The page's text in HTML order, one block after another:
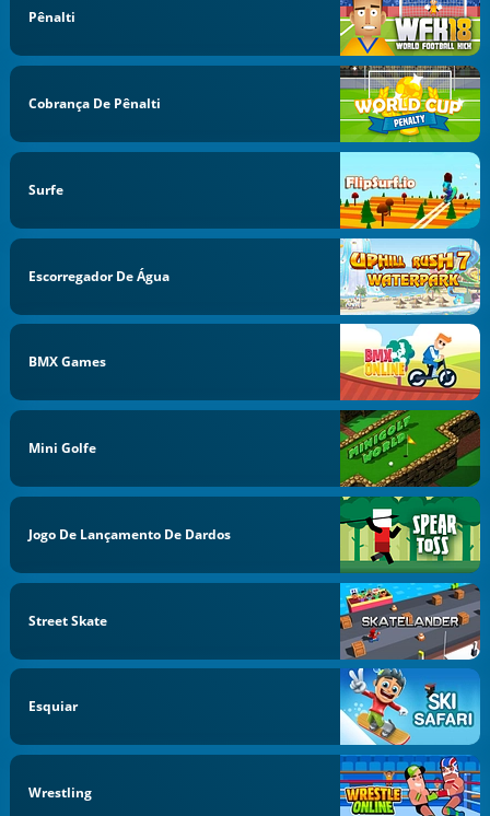
Pênalti
Cobrança De Pênalti
Surfe
Escorregador De Água
BMX Games
Mini Golfe
Jogo De Lançamento De Dardos
Street Skate
Esquiar
Wrestling